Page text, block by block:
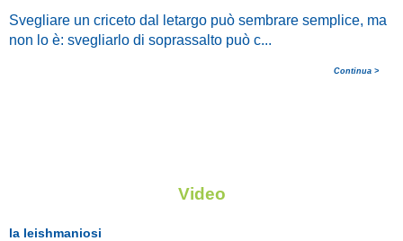
Svegliare un criceto dal letargo può sembrare semplice, ma
non lo è: svegliarlo di soprassalto può c...
Continua >
Video
la leishmaniosi